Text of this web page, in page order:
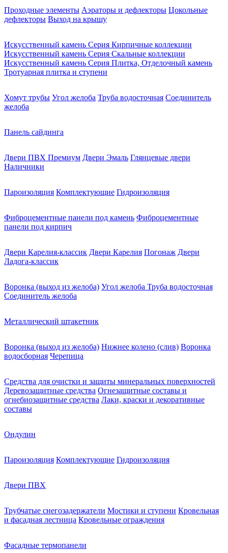
Проходные элементы Аэраторы и дефлекторы Цокольные
дефлекторы Выход на крышу
Искусственный камень Серия Кирпичные коллекции
Искусственный камень Серия Скальные коллекции
Искусственный камень Серия Плитка, Отделочный камень
Тротуарная плитка и ступени
Хомут трубы Угол желоба Труба водосточная Соединитель
желоба
Панель сайдинга
Двери ПВХ Премиум Двери Эмаль Глянцевые двери
Наличники
Пароизоляция Комплектующие Гидроизоляция
Фиброцементные панели под камень Фиброцементные
панели под кирпич
Двери Карелия-классик Двери Карелия Погонаж Двери
Ладога-классик
Воронка (выход из желоба) Угол желоба Труба водосточная
Соединитель желоба
Металлический штакетник
Воронка (выход из желоба) Нижнее колено (слив) Воронка
водосборная Черепица
Средства для очистки и защиты минеральных поверхностей
Деревозащитные средства Огнезащитные составы и
огнебиозащитные средства Лаки, краски и декоративные
составы
Ондулин
Пароизоляция Комплектующие Гидроизоляция
Двери ПВХ
Трубчатые снегозадержатели Мостики и ступени Кровельная
и фасадная лестница Кровельные ограждения
Фасадные термопанели